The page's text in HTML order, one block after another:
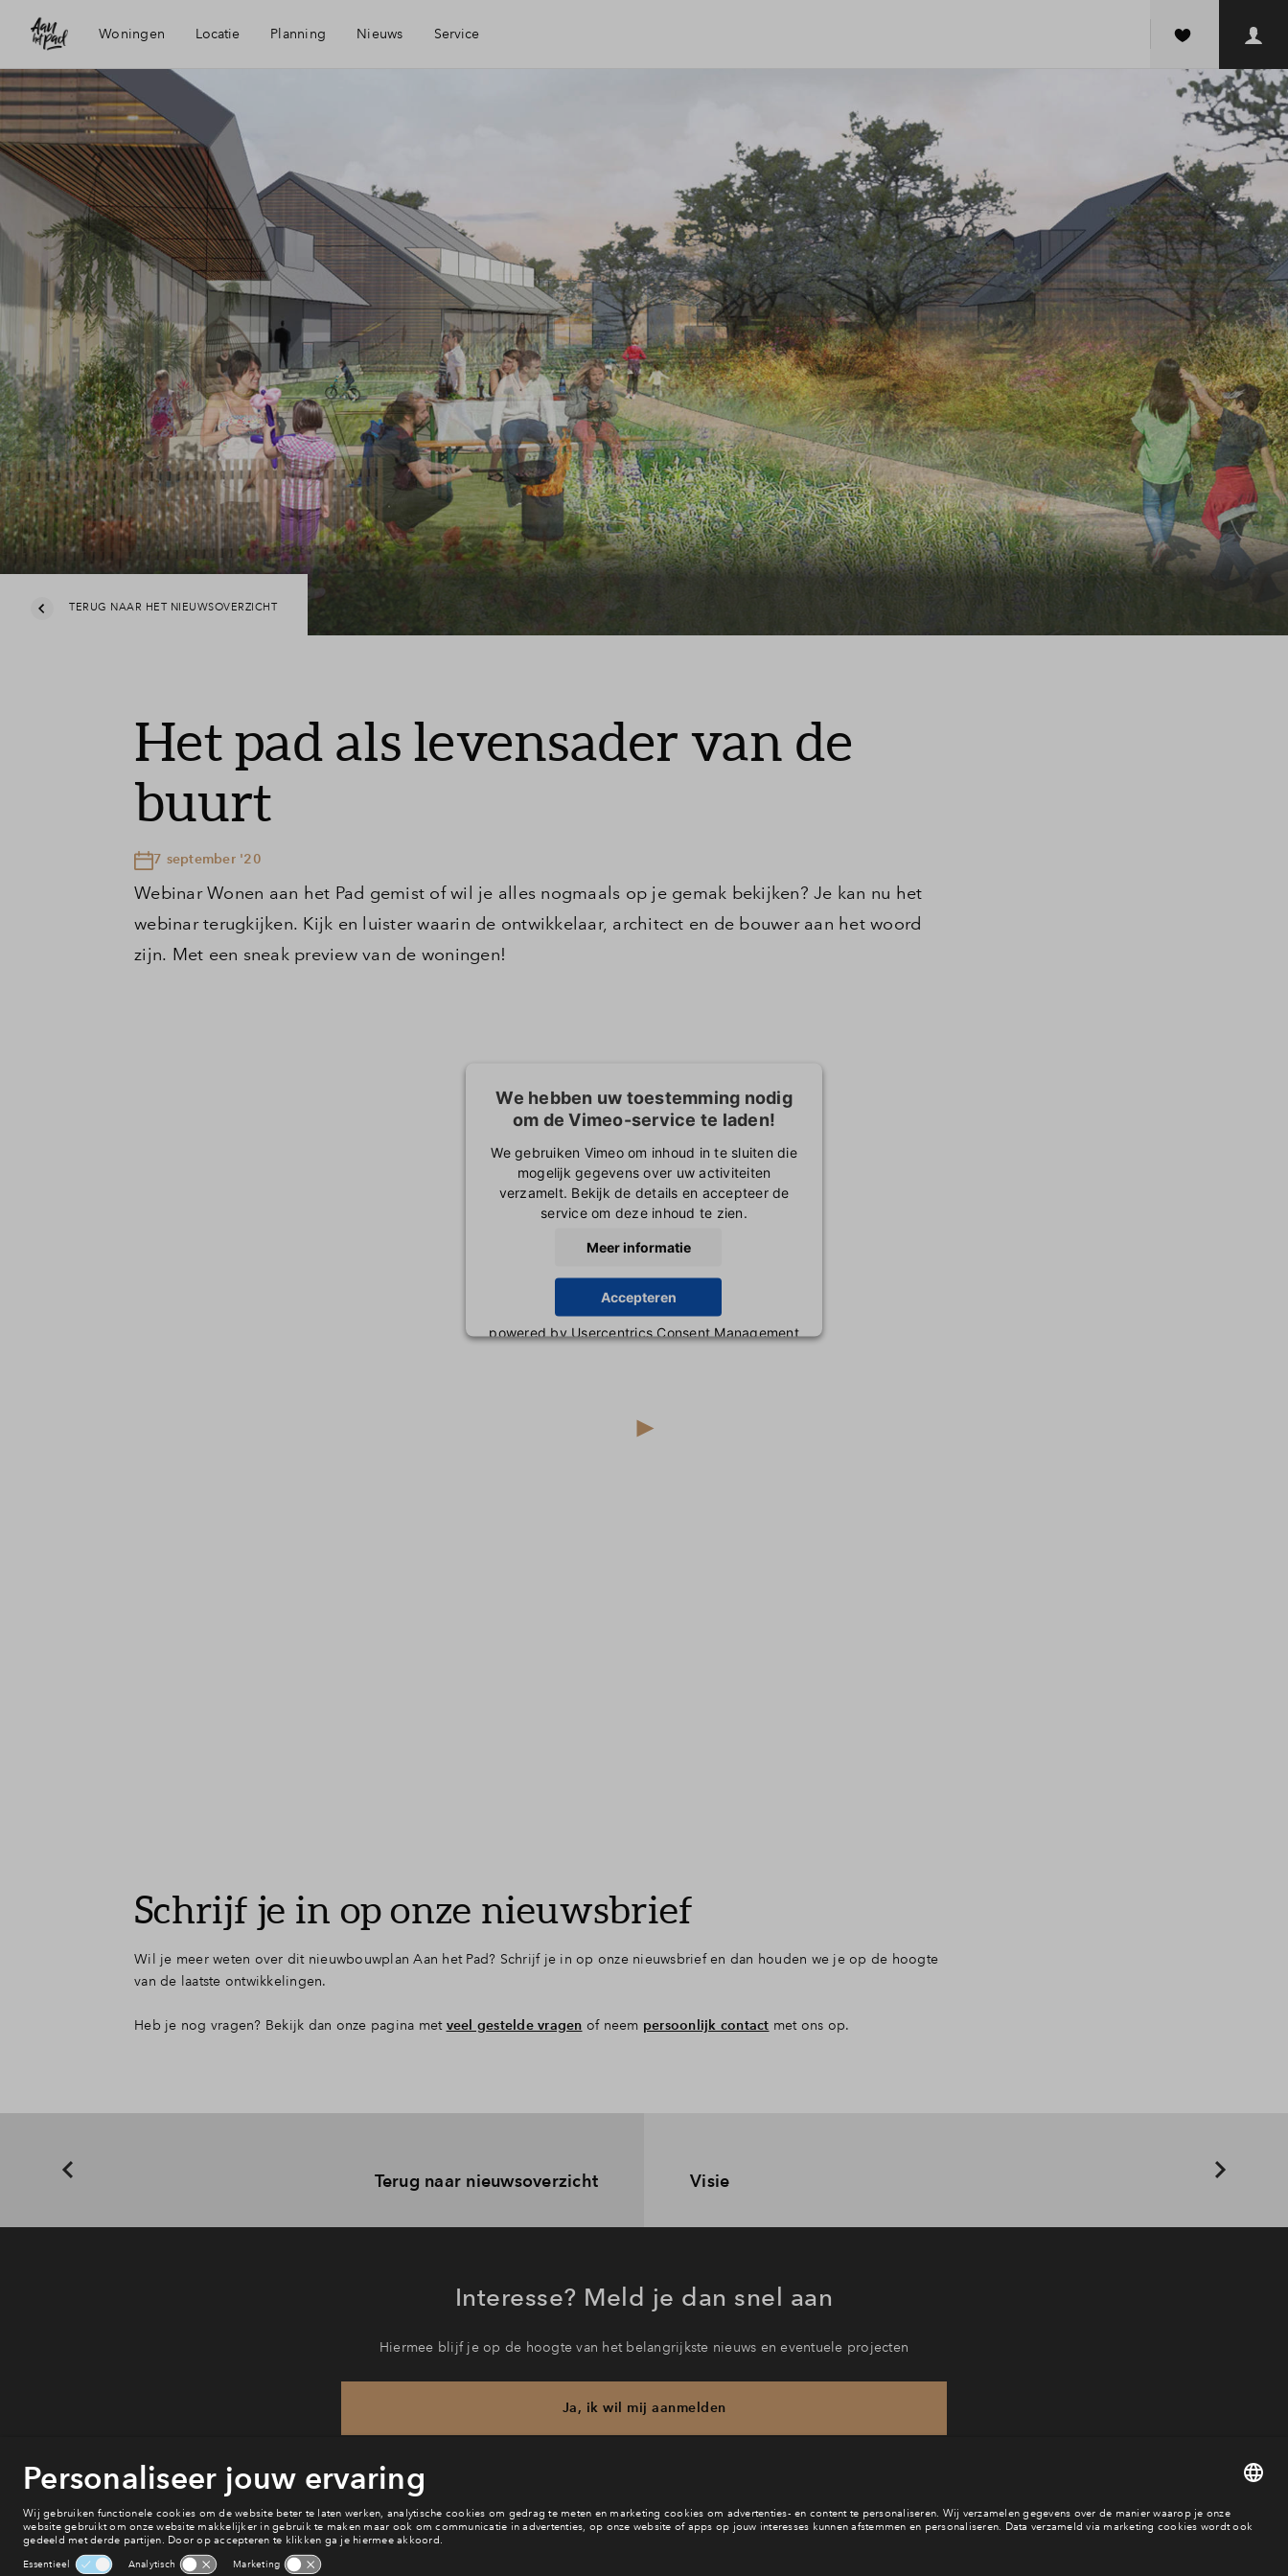
Woningen Locatie
Visie
Bereikbaarheid
Voorzieningen
Hengelo
Duurzaamheid
Planning Nieuws Service
Financiering
Toewijzing
Woning kopen
Veelgestelde vragen
Contact
TERUG NAAR HET NIEUWSOVERZICHT
Het pad als levensader van de
buurt
7 september '20
Webinar Wonen aan het Pad gemist of wil je alles nogmaals op je gemak bekijken? Je kan nu het
webinar terugkijken. Kijk en luister waarin de ontwikkelaar, architect en de bouwer aan het woord
zijn. Met een sneak preview van de woningen!
We hebben uw toestemming nodig
om de Vimeo-service te laden!
We gebruiken Vimeo om inhoud in te sluiten die
mogelijk gegevens over uw activiteiten
verzamelt. Bekijk de details en accepteer de
service om deze inhoud te zien.
Meer informatie
Accepteren
powered by Usercentrics Consent Management
Schrijf je in op onze nieuwsbrief
Wil je meer weten over dit nieuwbouwplan Aan het Pad? Schrijf je in op onze nieuwsbrief en dan houden we je op de hoogte
van de laatste ontwikkelingen.
Heb je nog vragen? Bekijk dan onze pagina met veel gestelde vragen of neem persoonlijk contact met ons op.
Terug naar nieuwsoverzicht Visie
Interesse? Meld je dan snel aan
Hiermee blijf je op de hoogte van het belangrijkste nieuws en eventuele projecten
Ja, ik wil mij aanmelden
Heb je een vraag en wil je direct antwoord? Bel ons op
6 dagen per week beschikbaar (behalve tijdens feestdagen)